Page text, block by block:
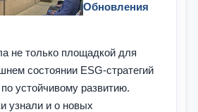
Обновления
не только площадкой для
состоянии ESG-стратегий
устойчивому развитию.
узнали и о новых